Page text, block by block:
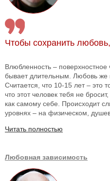
Чтобы сохранить
Влюбленность – поверхностное
бывает длительным. Любовь же
Считается, что 10-15 лет – это
что этот человек тебя не
как самому себе. Происходит
уровнях – на физическом,
Читать полностью
Любовная зависимость